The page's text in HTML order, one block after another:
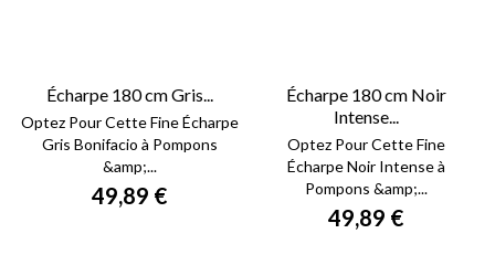
Écharpe 180 cm Gris...
Optez Pour Cette Fine Écharpe
Gris Bonifacio à Pompons
&amp;...
49,89 €
Écharpe 180 cm Noir
Intense...
Optez Pour Cette Fine
Écharpe Noir Intense à
Pompons &amp;...
49,89 €